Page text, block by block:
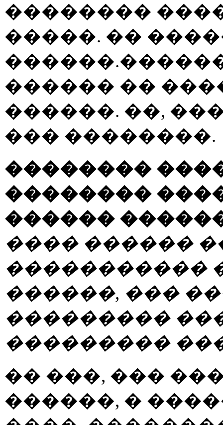
��������
�����. ��
������ ��
������. ��,
��� ��������.
��������
��������
������
���� ������
�����������
������, ���
���������
���������
�� ���, ���
������, �